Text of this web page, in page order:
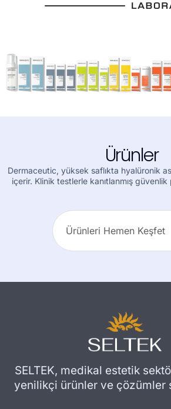
Ürünler
Dermaceutic, yüksek saflıkta hyalüronik
içerir. Klinik testlerle kanıtlanmış
Ürünleri Hemen Keşfet
SELTEK, medikal estetik
yenilikçi ürünler ve çözümler